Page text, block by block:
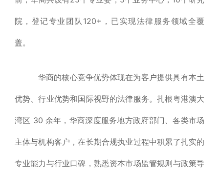
院，登记专业团队120+，已实现法律服务领域全覆
盖。
华商的核心竞争优势体现在为客户提供具有本土
优势、行业优势和国际视野的法律服务。扎根粤港澳大
湾区 30 余年，华商深度服务地方政府部门、各类市场
主体与机构客户，在长期合规执业过程中积累了扎实的
专业能力与行业口碑，熟悉资本市场监管规则与政策导